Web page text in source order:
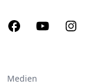
FacebookYoutubeInstagram
Medien